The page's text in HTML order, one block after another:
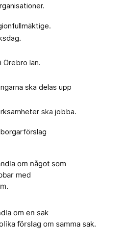
Örebro län.
ska delas upp
ska jobba.
om något som
med
om en sak
förslag om samma sak.